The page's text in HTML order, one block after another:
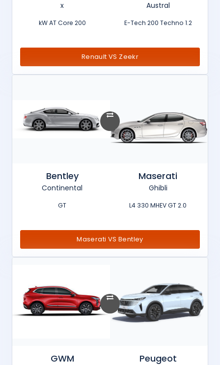
Austral
1.2 E-Tech 200 Techno
x
200 kW AT Core
Renault VS Zeekr
Maserati
Ghibli
2.0 L4 330 MHEV GT
Bentley
Continental
GT
Maserati VS Bentley
Peugeot
GWM